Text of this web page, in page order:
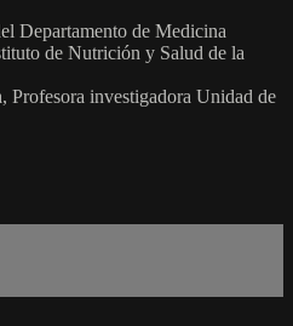
Departamento de Medicina
de Nutrición y Salud de la
Profesora investigadora Unidad de